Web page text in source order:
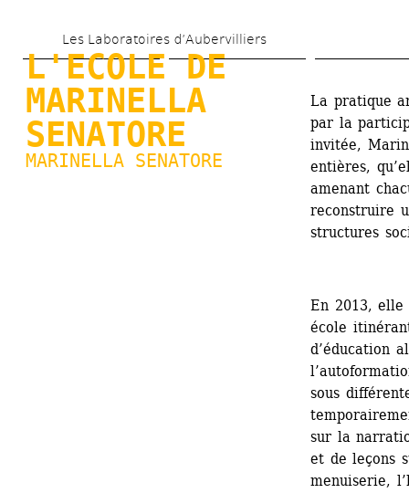
au
contenu
principal
Les Laboratoires d’Aubervilliers
L'ECOLE DE
MARINELLA
SENATORE
MARINELLA SENATORE
La pratique
par la
invitée,
entières,
amenant
reconstruire
structures
En 2013,
école
d’éducation
sous
sur la
et de leçons
menuiserie,